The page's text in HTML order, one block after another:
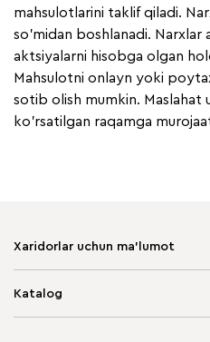
mahsulotlarini taklif qiladi.
so'midan boshlanadi. Narxlar
aktsiyalarni hisobga olgan
Mahsulotni onlayn yoki
sotib olish mumkin. Maslahat
ko'rsatilgan raqamga
Xaridorlar uchun ma'lumot
Katalog